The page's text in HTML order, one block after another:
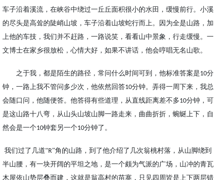
车子沿着溪流，在峡谷中绕过一丘丘面积很小的水田，缓慢前行。小溪
的尽头是高耸的陡峭山坡，车子沿着山坡蛇行而上。因为全是山路，加
上他的车技，我们并不赶路，一路说笑，看看山中景象，行走缓慢。一
文博士在家乡很放松，心情大好，如果不讲话，他会哼唱无名山歌。
之于我，都是陌生的路径，常问什么时间可到，他标准答案是10分
钟，一路上我不管问多少次，他依然回答10分钟。弄得一周下来，我总
会随口问，他随便答。他答得有些道理，从直线距离差不多10分钟，可
是这山路十八弯，从山头山坡山脚一路走来，曲曲折折，蜿蜒上下，自
然会是一个10钟套另一个10分钟了。
我们过了几道“R”角的山路，到了他介绍了几次翁桃村落，从山脚绕到
半山腰，有一块开阔的平坦之地，是一个颇为气派的广场，山冲的青瓦
木屋依山势层叠而建，这就是翁高村的苗寨，只见四周皆是上下两层错